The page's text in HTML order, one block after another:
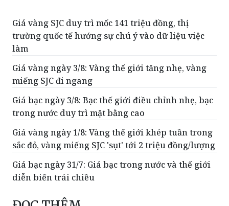
Giá vàng SJC duy trì mốc 141 triệu đồng, thị
trường quốc tế hướng sự chú ý vào dữ liệu việc
làm
Giá vàng ngày 3/8: Vàng thế giới tăng nhẹ, vàng
miếng SJC đi ngang
Giá bạc ngày 3/8: Bạc thế giới điều chỉnh nhẹ, bạc
trong nước duy trì mặt bằng cao
Giá vàng ngày 1/8: Vàng thế giới khép tuần trong
sắc đỏ, vàng miếng SJC 'sụt' tới 2 triệu đồng/lượng
Giá bạc ngày 31/7: Giá bạc trong nước và thế giới
diễn biến trái chiều